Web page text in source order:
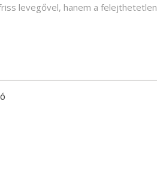
levegővel, hanem a felejthetetlen